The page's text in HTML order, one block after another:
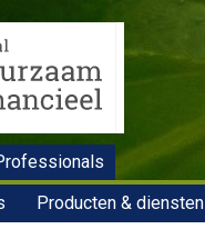
Producten & diensten